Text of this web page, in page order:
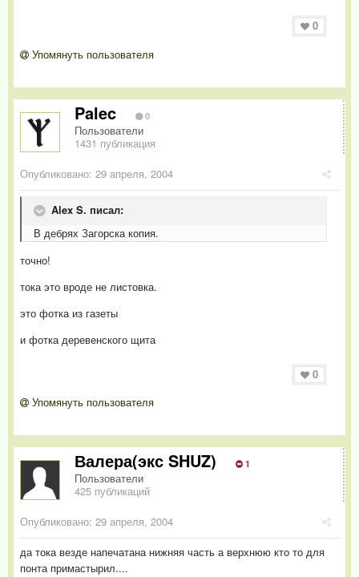
0
Упомянуть пользователя
Palec 0
Пользователи
1431 публикация
Опубликовано: 29 апреля, 2004
Alex S. писал:
В дебрях Загорска копия.
точно!
тока это вроде не листовка.
это фотка из газеты
и фотка деревенского щита
0
Упомянуть пользователя
Валера(экс SHUZ) 1
Пользователи
425 публикаций
Опубликовано: 29 апреля, 2004
да тока везде напечатана нижняя часть а верхнюю кто то для
понта примастырил....